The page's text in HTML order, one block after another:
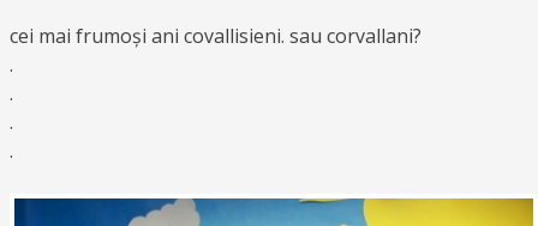
cei mai frumoși ani covallisieni. sau corvallani?
.
.
.
.